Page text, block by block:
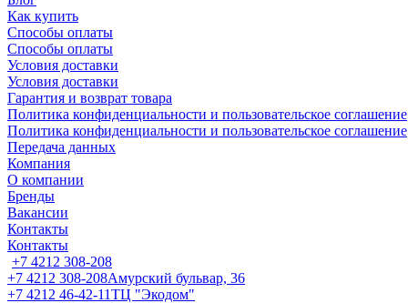
Как купить
Способы оплаты
Способы оплаты
Условия доставки
Условия доставки
Гарантия и возврат товара
Политика конфиденциальности и пользовательское соглашение
Политика конфиденциальности и пользовательское соглашение
Передача данных
Компания
О компании
Бренды
Вакансии
Контакты
Контакты
+7 4212 308-208
+7 4212 308-208Амурский бульвар, 36
+7 4212 46-42-11ТЦ "Экодом"